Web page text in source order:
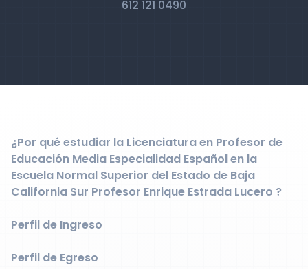
612 121 0490
¿Por qué estudiar la Licenciatura en Profesor de
Educación Media Especialidad Español en la
Escuela Normal Superior del Estado de Baja
California Sur Profesor Enrique Estrada Lucero ?
Perfil de Ingreso
Perfil de Egreso